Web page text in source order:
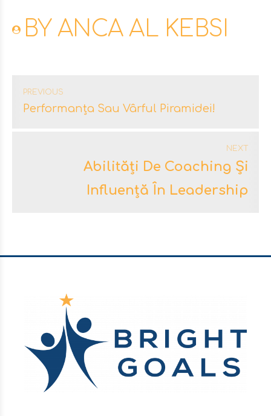
BY ANCA AL KEBSI
PREVIOUS
Performanța Sau Vârful Piramidei!
NEXT
Abilități De Coaching Și
Influență În Leadership